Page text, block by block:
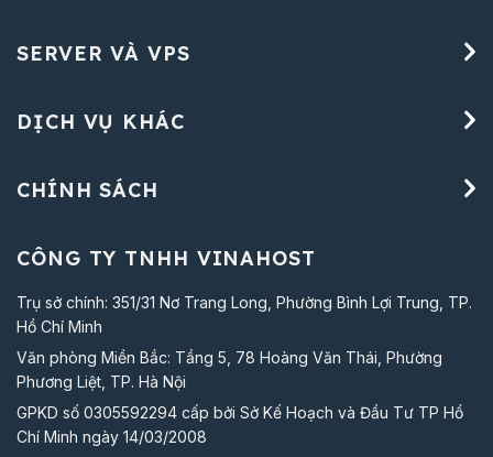
SERVER VÀ VPS
DỊCH VỤ KHÁC
CHÍNH SÁCH
CÔNG TY TNHH VINAHOST
Trụ sở chính: 351/31 Nơ Trang Long, Phường Bình Lợi Trung, TP.
Hồ Chí Minh
Văn phòng Miền Bắc: Tầng 5, 78 Hoàng Văn Thái, Phường
Phương Liệt, TP. Hà Nội
GPKD số 0305592294 cấp bởi Sở Kế Hoạch và Đầu Tư TP Hồ
Chí Minh ngày 14/03/2008